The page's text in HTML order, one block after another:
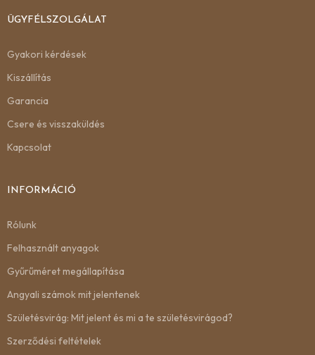
ÜGYFÉLSZOLGÁLAT
Gyakori kérdések
Kiszállítás
Garancia
Csere és visszaküldés
Kapcsolat
INFORMÁCIÓ
Rólunk
Felhasznált anyagok
Gyűrűméret megállapítása
Angyali számok mit jelentenek
Születésvirág: Mit jelent és mi a te születésvirágod?
Szerződési feltételek